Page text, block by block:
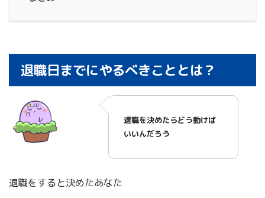
退職日までにやるべきこととは？
退職を決めたらどう動けば
いいんだろう
退職をすると決めたあなた